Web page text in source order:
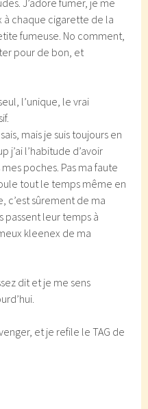
J’adore fumer, je me
à chaque cigarette de la
fumeuse. No comment,
pour de bon, et
l’unique, le vrai
mais je suis toujours en
j’ai l’habitude d’avoir
poches. Pas ma faute
tout le temps même en
c’est sûrement de ma
passent leur temps à
kleenex de ma
dit et je me sens
et je refile le TAG de